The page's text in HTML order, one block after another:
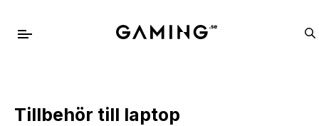
Tillbehör till laptop